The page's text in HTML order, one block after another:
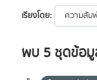
เรียงโดย
พบ 5 ชุดข้อ